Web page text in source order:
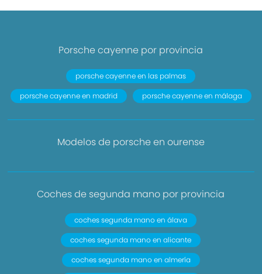
Porsche cayenne por provincia
porsche cayenne en las palmas
porsche cayenne en madrid
porsche cayenne en málaga
Modelos de porsche en ourense
Coches de segunda mano por provincia
coches segunda mano en álava
coches segunda mano en alicante
coches segunda mano en almería